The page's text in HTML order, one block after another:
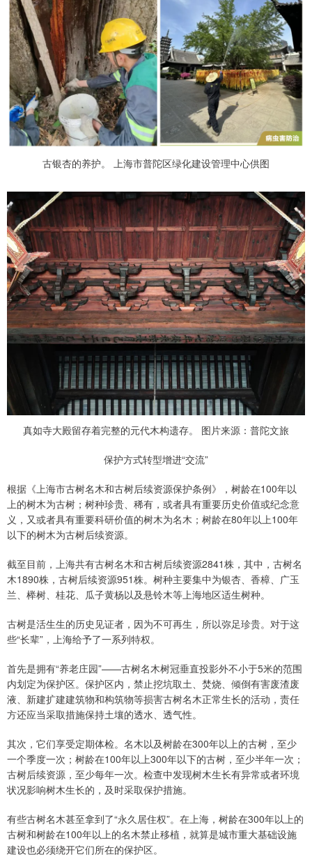
古银杏的养护。 上海市普陀区绿化建设管理中心供图
真如寺大殿留存着完整的元代木构遗存。 图片来源：普陀文旅
保护方式转型增进“交流”
根据《上海市古树名木和古树后续资源保护条例》，树龄在100年以
上的树木为古树；树种珍贵、稀有，或者具有重要历史价值或纪念意
义，又或者具有重要科研价值的树木为名木；树龄在80年以上100年
以下的树木为古树后续资源。
截至目前，上海共有古树名木和古树后续资源2841株，其中，古树名
木1890株，古树后续资源951株。树种主要集中为银杏、香樟、广玉
兰、榉树、桂花、瓜子黄杨以及悬铃木等上海地区适生树种。
古树是活生生的历史见证者，因为不可再生，所以弥足珍贵。对于这
些“长辈”，上海给予了一系列特权。
首先是拥有“养老庄园”——古树名木树冠垂直投影外不小于5米的范围
内划定为保护区。保护区内，禁止挖坑取土、焚烧、倾倒有害废渣废
液、新建扩建建筑物和构筑物等损害古树名木正常生长的活动，责任
方还应当采取措施保持土壤的透水、透气性。
其次，它们享受定期体检。名木以及树龄在300年以上的古树，至少
一个季度一次；树龄在100年以上300年以下的古树，至少半年一次；
古树后续资源，至少每年一次。检查中发现树木生长有异常或者环境
状况影响树木生长的，及时采取保护措施。
有些古树名木甚至拿到了“永久居住权”。在上海，树龄在300年以上的
古树和树龄在100年以上的名木禁止移植，就算是城市重大基础设施
建设也必须绕开它们所在的保护区。